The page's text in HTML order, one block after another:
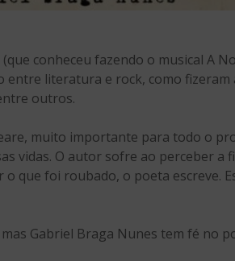
(que conheceu fazendo o musical A
literatura e rock, como fizeram
outros.
muito importante para todo o
vidas. O autor sofre ao perceber a
que foi roubado, o poeta escreve.
Gabriel Braga Nunes tem fé no